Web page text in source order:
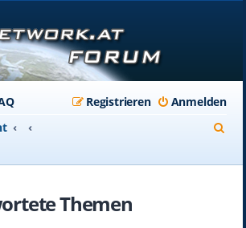
Anmelden
Registrieren
Themen